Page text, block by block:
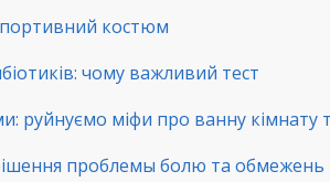
костюм
чому важливий тест
руйнуємо міфи про ванну кімнату
проблемы болю та обмежень